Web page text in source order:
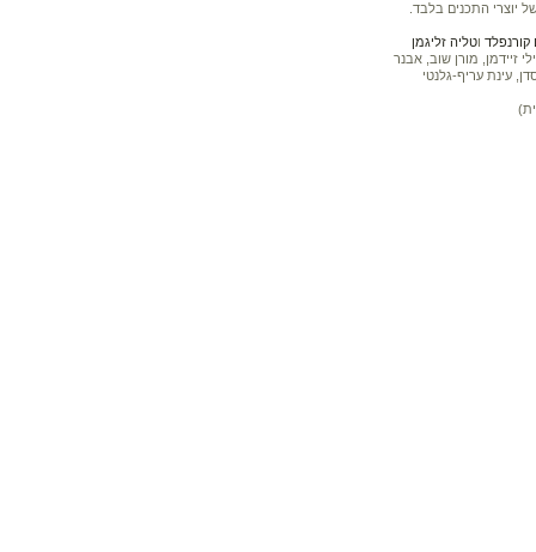
יוצרי התכנים בלבד.
וטליה זליגמן
זיידמן, מורן שוב, אבנר
עינת עריף-גלנטי